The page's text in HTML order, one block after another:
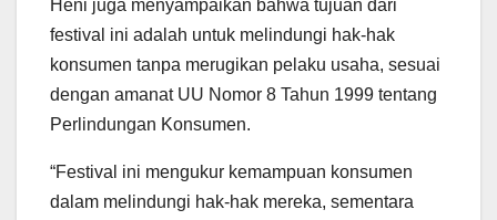
Heni juga menyampaikan bahwa tujuan dari
festival ini adalah untuk melindungi hak-hak
konsumen tanpa merugikan pelaku usaha, sesuai
dengan amanat UU Nomor 8 Tahun 1999 tentang
Perlindungan Konsumen.
“Festival ini mengukur kemampuan konsumen
dalam melindungi hak-hak mereka, sementara